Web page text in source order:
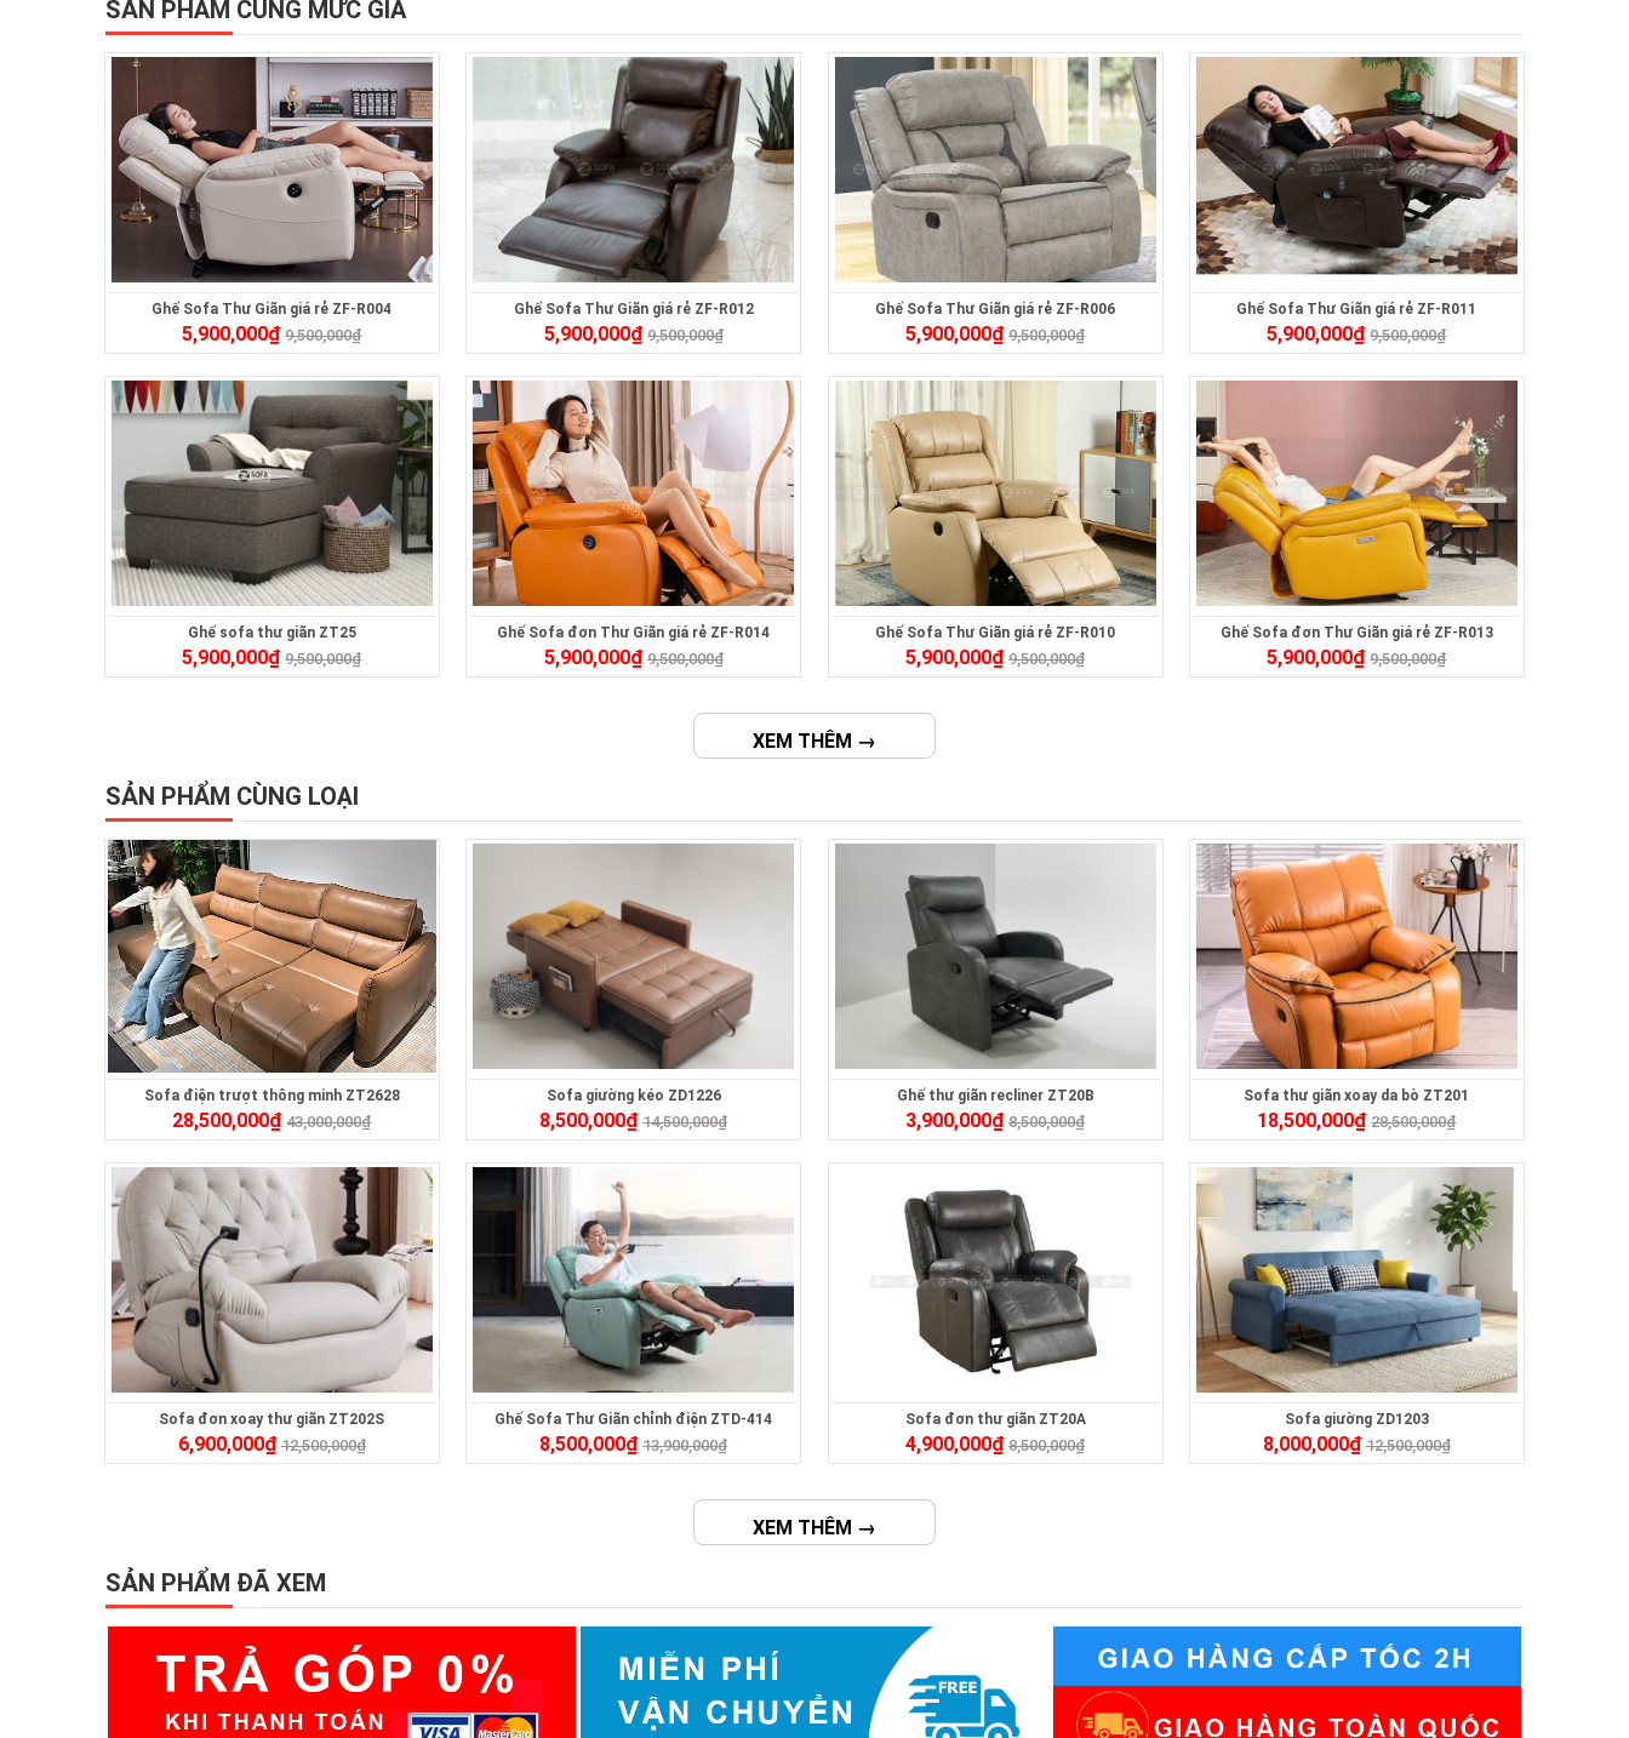
SẢN PHẨM CÙNG MỨC GIÁ
Ghế Sofa Thư Giãn giá rẻ ZF-R004
5,900,000₫ 9,500,000₫
Ghế Sofa Thư Giãn giá rẻ ZF-R012
5,900,000₫ 9,500,000₫
Ghế Sofa Thư Giãn giá rẻ ZF-R006
5,900,000₫ 9,500,000₫
Ghế Sofa Thư Giãn giá rẻ ZF-R011
5,900,000₫ 9,500,000₫
Ghế sofa thư giãn ZT25
5,900,000₫ 9,500,000₫
Ghế Sofa đơn Thư Giãn giá rẻ ZF-R014
5,900,000₫ 9,500,000₫
Ghế Sofa Thư Giãn giá rẻ ZF-R010
5,900,000₫ 9,500,000₫
Ghế Sofa đơn Thư Giãn giá rẻ ZF-R013
5,900,000₫ 9,500,000₫
XEM THÊM →
SẢN PHẨM CÙNG LOẠI
Sofa điện trượt thông minh ZT2628
28,500,000₫ 43,000,000₫
Sofa giường kéo ZD1226
8,500,000₫ 14,500,000₫
Ghế thư giãn recliner ZT20B
3,900,000₫ 8,500,000₫
Sofa thư giãn xoay da bò ZT201
18,500,000₫ 28,500,000₫
Sofa đơn xoay thư giãn ZT202S
6,900,000₫ 12,500,000₫
Ghế Sofa Thư Giãn chỉnh điện ZTD-414
8,500,000₫ 13,900,000₫
Sofa đơn thư giãn ZT20A
4,900,000₫ 8,500,000₫
Sofa giường ZD1203
8,000,000₫ 12,500,000₫
XEM THÊM →
SẢN PHẨM ĐÃ XEM